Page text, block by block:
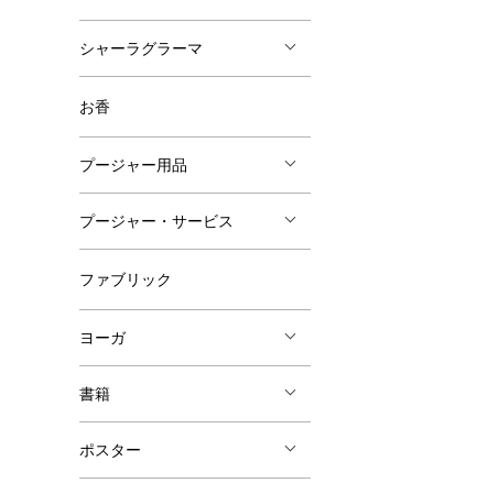
シャーラグラーマ
お香
プージャー用品
プージャー・サービス
ファブリック
ヨーガ
書籍
ポスター